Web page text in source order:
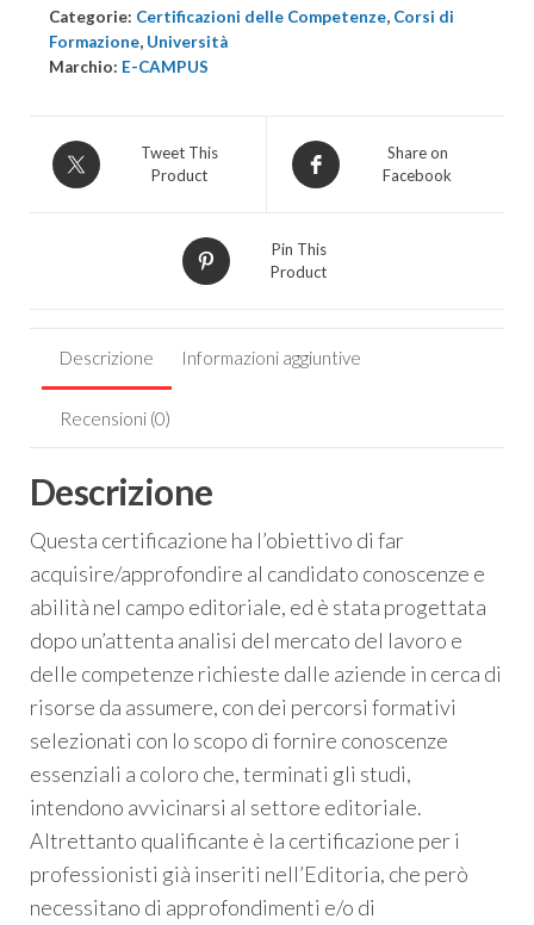
quantità
Categorie: Certificazioni delle Competenze, Corsi di
Formazione, Università
Marchio: E-CAMPUS
Tweet This
Product
Share on
Facebook
Pin This
Product
Descrizione Informazioni aggiuntive
Recensioni (0)
Descrizione
Questa certificazione ha l’obiettivo di far
acquisire/approfondire al candidato conoscenze e
abilità nel campo editoriale, ed è stata progettata
dopo un’attenta analisi del mercato del lavoro e
delle competenze richieste dalle aziende in cerca di
risorse da assumere, con dei percorsi formativi
selezionati con lo scopo di fornire conoscenze
essenziali a coloro che, terminati gli studi,
intendono avvicinarsi al settore editoriale.
Altrettanto qualificante è la certificazione per i
professionisti già inseriti nell’Editoria, che però
necessitano di approfondimenti e/o di